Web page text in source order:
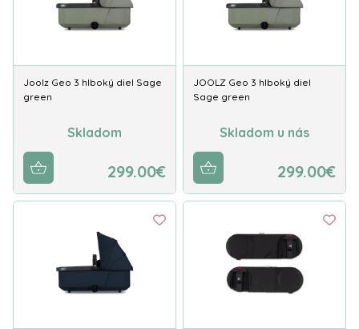
Joolz Geo 3 hlboký diel Sage
green
Skladom
299.00€
JOOLZ Geo 3 hlboký diel
Sage green
Skladom u nás
299.00€